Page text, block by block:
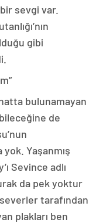
sevgi var.
gibi
bulunamayan
de
yok. Yaşanmış
Sevince adlı
da pek yoktur
tarafından
plakları ben